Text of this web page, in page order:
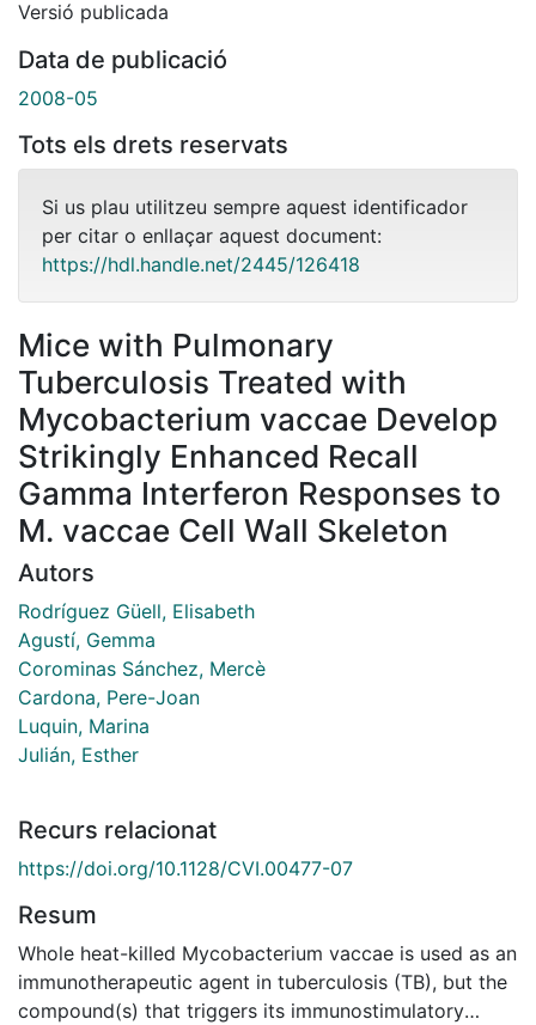
Versió publicada
Data de publicació
2008-05
Tots els drets reservats
Si us plau utilitzeu sempre aquest identificador
per citar o enllaçar aquest document:
https://hdl.handle.net/2445/126418
Mice with Pulmonary
Tuberculosis Treated with
Mycobacterium vaccae Develop
Strikingly Enhanced Recall
Gamma Interferon Responses to
M. vaccae Cell Wall Skeleton
Autors
Rodríguez Güell, Elisabeth
Agustí, Gemma
Corominas Sánchez, Mercè
Cardona, Pere-Joan
Luquin, Marina
Julián, Esther
Recurs relacionat
https://doi.org/10.1128/CVI.00477-07
Resum
Whole heat-killed Mycobacterium vaccae is used as an
immunotherapeutic agent in tuberculosis (TB), but the
compound(s) that triggers its immunostimulatory